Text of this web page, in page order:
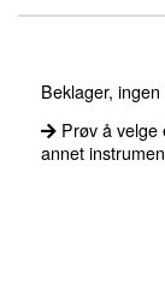
Beklager, ingen
Prøv å velge
annet